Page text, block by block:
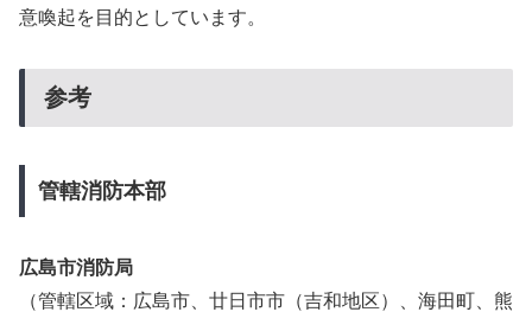
意喚起を目的としています。
参考
管轄消防本部
広島市消防局
（管轄区域：広島市、廿日市市（吉和地区）、海田町、熊